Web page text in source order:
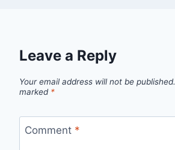
Leave a Reply
Your email address will not be published.
marked *
Comment *